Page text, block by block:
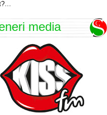
media